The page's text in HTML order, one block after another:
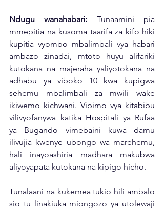
Ndugu wanahabari: Tunaamini pia
mmepitia na kusoma taarifa za kifo hiki
kupitia vyombo mbalimbali vya habari
ambazo zinadai, mtoto huyu alifariki
kutokana na majeraha yaliyotokana na
adhabu ya viboko 10 kwa kupigwa
sehemu mbalimbali za mwili wake
ikiwemo kichwani. Vipimo vya kitabibu
vilivyofanywa katika Hospitali ya Rufaa
ya Bugando vimebaini kuwa damu
ilivujia kwenye ubongo wa marehemu,
hali inayoashiria madhara makubwa
aliyoyapata kutokana na kipigo hicho.
Tunalaani na kukemea tukio hili ambalo
sio tu linakiuka miongozo ya utolewaji